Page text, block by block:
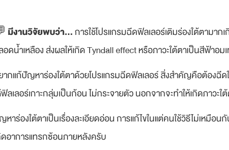
มีงานวิจัยพบว่า…การใช้โปรแกรมฉีดฟิลเลอร์เติมร่องใต้ตามา
อดน้ำเหลือง ส่งผลให้เกิด Tyndall effect หรือภาวะใต้ตาเป็นสีฟ้าอม
ากแก้ปัญหาร่องใต้ตาด้วยโปรแกรมฉีดฟิลเลอร์ สิ่งสำคัญคือต้องฉีด
ฟิลเลอร์เกาะกลุ่มเป็นก้อน ไม่กระจายตัว นอกจากจะทำให้เกิดภาว
หาร่องใต้ตาเป็นเรื่องละเอียดอ่อน การแก้ไขในแต่คนใช้วิธีไม่เหมือ
ดอาการแทรกซ้อนภายหลังครับ